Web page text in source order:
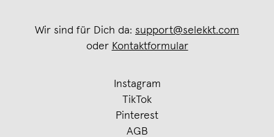
Wir sind für Dich da: support@selekkt.com
oder Kontaktformular
Instagram
TikTok
Pinterest
AGB